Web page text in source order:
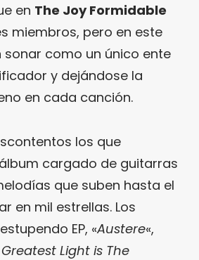
en The Joy Formidable
miembros, pero en este
sonar como un único ente
y dejándose la
en cada canción.
los que
cargado de guitarras
que suben hasta el
en mil estrellas. Los
EP, «Austere«,
Light is The